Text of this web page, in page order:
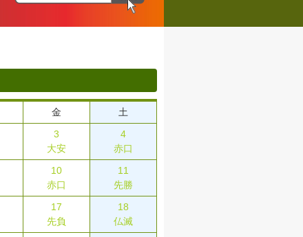
金
土
3
大安
4
赤口
10
赤口
11
先勝
17
先負
18
仏滅